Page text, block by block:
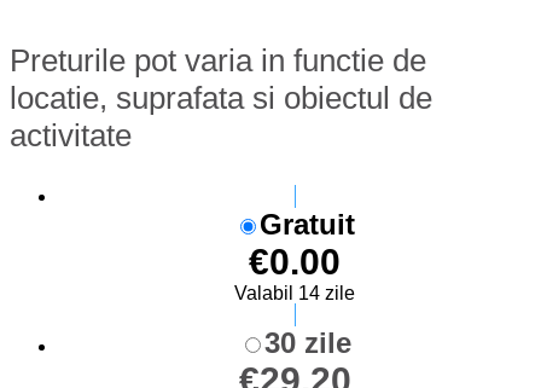
Preturile pot varia in functie de
locatie, suprafata si obiectul de
activitate
Gratuit
€0.00
Valabil 14 zile
30 zile